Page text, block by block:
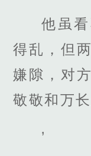
他虽
得乱，但
嫌隙，对
敬敬和万
’